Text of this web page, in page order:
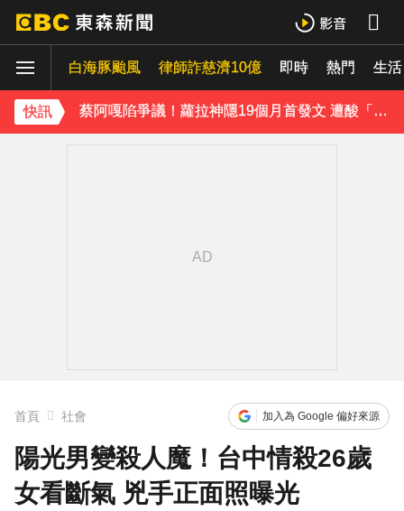
白海豚颱風 律師詐慈濟10億 即時 熱門 生活
快訊
女星告別9年演藝圈！轉行當計程車司機 曝收入：比演員賺更多
蔡阿嘎陷爭議！蘿拉神隱19個月首發文 遭酸「詐騙集團回歸」回應了
首頁 社會 加入為 Google 偏好來源
陽光男變殺人魔！台中情殺26歲
女看斷氣 兇手正面照曝光